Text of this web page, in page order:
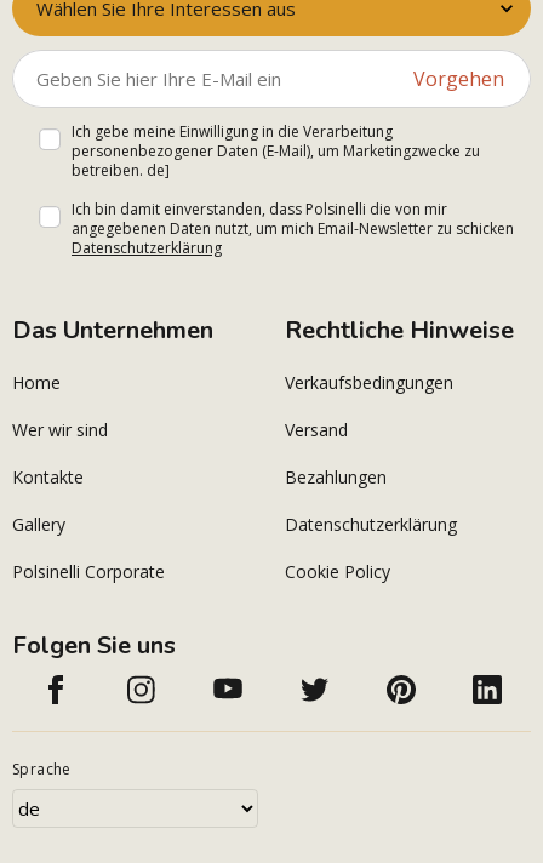
Wählen Sie Ihre Interessen aus
Vorgehen
Ich gebe meine Einwilligung in die Verarbeitung
personenbezogener Daten (E-Mail), um Marketingzwecke zu
betreiben. de]
Ich bin damit einverstanden, dass Polsinelli die von mir
angegebenen Daten nutzt, um mich Email-Newsletter zu schicken
Datenschutzerklärung
Das Unternehmen
Home
Wer wir sind
Kontakte
Gallery
Polsinelli Corporate
Rechtliche Hinweise
Verkaufsbedingungen
Versand
Bezahlungen
Datenschutzerklärung
Cookie Policy
Folgen Sie uns
Sprache